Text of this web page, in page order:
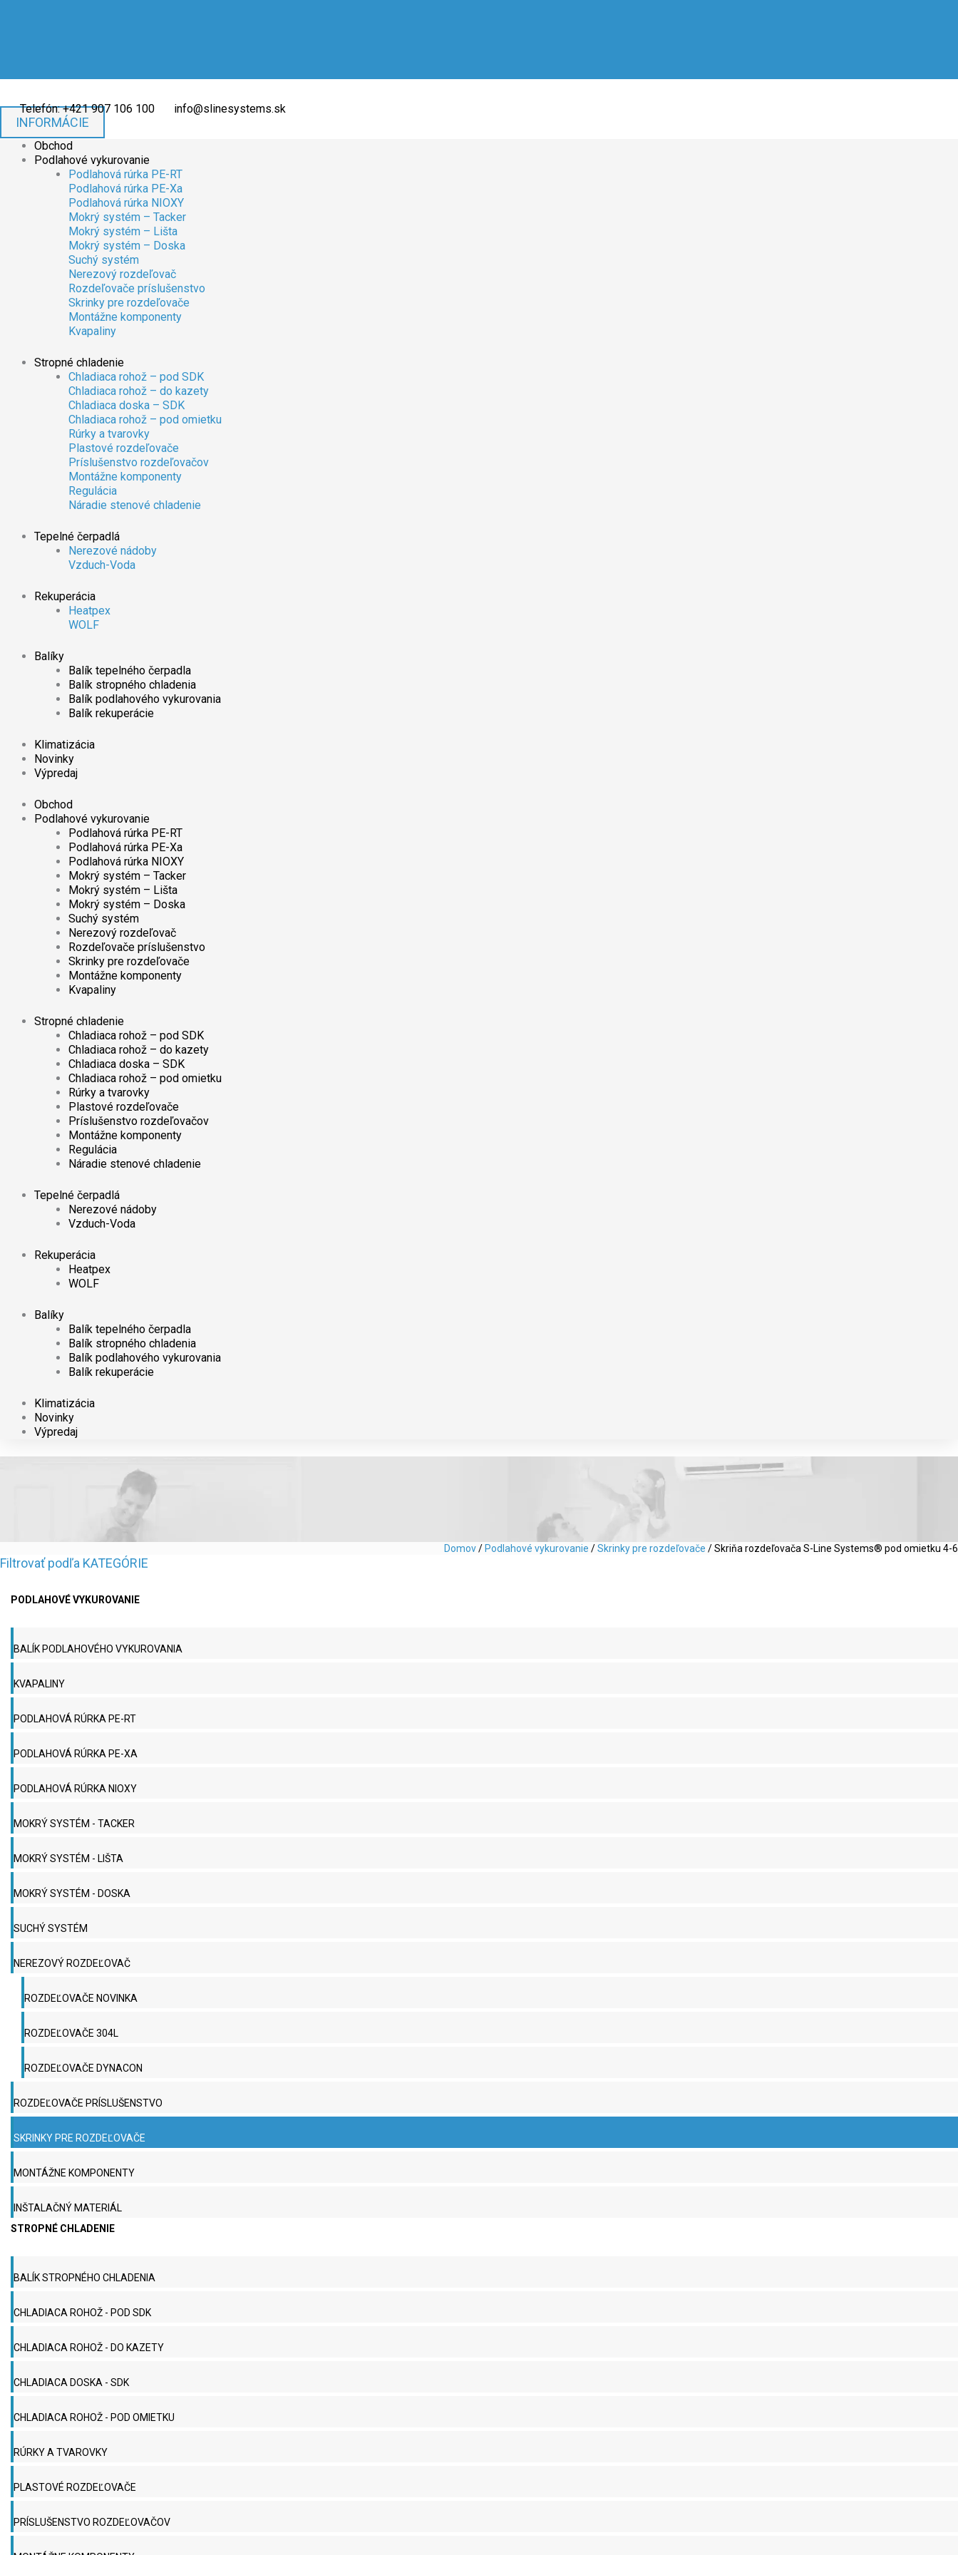
Telefón: +421 907 106 100 info@slinesystems.sk
INFORMÁCIE
Obchod
Podlahové vykurovanie
Podlahová rúrka PE-RT
Podlahová rúrka PE-Xa
Podlahová rúrka NIOXY
Mokrý systém – Tacker
Mokrý systém – Lišta
Mokrý systém – Doska
Suchý systém
Nerezový rozdeľovač
Rozdeľovače príslušenstvo
Skrinky pre rozdeľovače
Montážne komponenty
Kvapaliny
Stropné chladenie
Chladiaca rohož – pod SDK
Chladiaca rohož – do kazety
Chladiaca doska – SDK
Chladiaca rohož – pod omietku
Rúrky a tvarovky
Plastové rozdeľovače
Príslušenstvo rozdeľovačov
Montážne komponenty
Regulácia
Náradie stenové chladenie
Tepelné čerpadlá
Nerezové nádoby
Vzduch-Voda
Rekuperácia
Heatpex
WOLF
Balíky
Balík tepelného čerpadla
Balík stropného chladenia
Balík podlahového vykurovania
Balík rekuperácie
Klimatizácia
Novinky
Výpredaj
Obchod
Podlahové vykurovanie
Podlahová rúrka PE-RT
Podlahová rúrka PE-Xa
Podlahová rúrka NIOXY
Mokrý systém – Tacker
Mokrý systém – Lišta
Mokrý systém – Doska
Suchý systém
Nerezový rozdeľovač
Rozdeľovače príslušenstvo
Skrinky pre rozdeľovače
Montážne komponenty
Kvapaliny
Stropné chladenie
Chladiaca rohož – pod SDK
Chladiaca rohož – do kazety
Chladiaca doska – SDK
Chladiaca rohož – pod omietku
Rúrky a tvarovky
Plastové rozdeľovače
Príslušenstvo rozdeľovačov
Montážne komponenty
Regulácia
Náradie stenové chladenie
Tepelné čerpadlá
Nerezové nádoby
Vzduch-Voda
Rekuperácia
Heatpex
WOLF
Balíky
Balík tepelného čerpadla
Balík stropného chladenia
Balík podlahového vykurovania
Balík rekuperácie
Klimatizácia
Novinky
Výpredaj
Domov/ Podlahové vykurovanie /Skrinky pre rozdeľovače / Skriňa rozdeľovača S-Line Systems® pod omietku 4-6
Filtrovať podľa KATEGÓRIE
PODLAHOVÉ VYKUROVANIE
BALÍK PODLAHOVÉHO VYKUROVANIA
KVAPALINY
PODLAHOVÁ RÚRKA PE-RT
PODLAHOVÁ RÚRKA PE-XA
PODLAHOVÁ RÚRKA NIOXY
MOKRÝ SYSTÉM - TACKER
MOKRÝ SYSTÉM - LIŠTA
MOKRÝ SYSTÉM - DOSKA
SUCHÝ SYSTÉM
NEREZOVÝ ROZDEĽOVAČ
ROZDEĽOVAČE NOVINKA
ROZDEĽOVAČE 304L
ROZDEĽOVAČE DYNACON
ROZDEĽOVAČE PRÍSLUŠENSTVO
SKRINKY PRE ROZDEĽOVAČE
MONTÁŽNE KOMPONENTY
INŠTALAČNÝ MATERIÁL
STROPNÉ CHLADENIE
BALÍK STROPNÉHO CHLADENIA
CHLADIACA ROHOŽ - POD SDK
CHLADIACA ROHOŽ - DO KAZETY
CHLADIACA DOSKA - SDK
CHLADIACA ROHOŽ - POD OMIETKU
RÚRKY A TVAROVKY
PLASTOVÉ ROZDEĽOVAČE
PRÍSLUŠENSTVO ROZDEĽOVAČOV
Systems®
omietku
6
Systems®
omietku
6